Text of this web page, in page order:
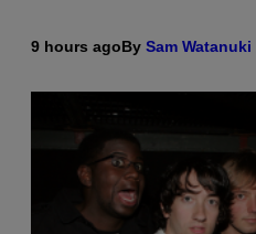
9 hours agoBy Sam Watanuki